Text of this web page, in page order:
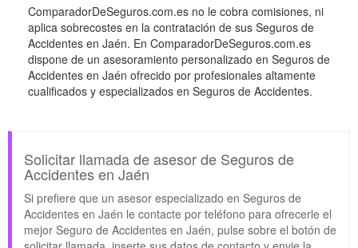
ComparadorDeSeguros.com.es no le cobra comisiones, ni
aplica sobrecostes en la contratación de sus Seguros de
Accidentes en Jaén. En ComparadorDeSeguros.com.es
dispone de un asesoramiento personalizado en Seguros de
Accidentes en Jaén ofrecido por profesionales altamente
cualificados y especializados en Seguros de Accidentes.
Solicitar llamada de asesor de Seguros de
Accidentes en Jaén
Si prefiere que un asesor especializado en Seguros de
Accidentes en Jaén le contacte por teléfono para ofrecerle el
mejor Seguro de Accidentes en Jaén, pulse sobre el botón de